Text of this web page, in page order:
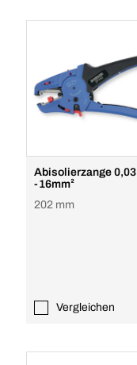
Abisolierzange 0,03
-16mm²
202 mm
Vergleichen